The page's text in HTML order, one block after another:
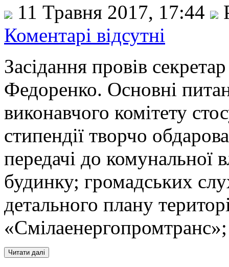
11 Травня 2017, 17:44
Коментарі відсутні
Засідання провів
Федоренко. Основні
виконавчого комітету
стипендії творчо
передачі до комунальної
будинку; громадських
детального плану
«Смілаенергопромтранс»;